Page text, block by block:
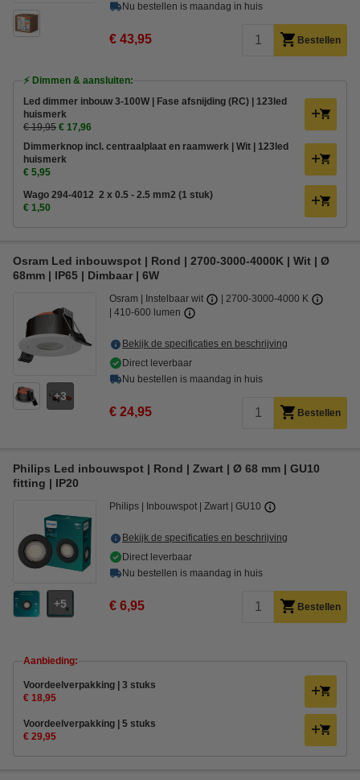
Nu bestellen is maandag in huis
€ 43,95 Bestellen
⚡ Dimmen & aansluiten:
Led dimmer inbouw 3-100W | Fase afsnijding (RC) | 123led
huismerk
€ 19,95 € 17,96
Dimmerknop incl. centraalplaat en raamwerk | Wit | 123led
huismerk
€ 5,95
Wago 294-4012 2 x 0.5 - 2.5 mm2 (1 stuk)
€ 1,50
Osram Led inbouwspot | Rond | 2700-3000-4000K | Wit | Ø
68mm | IP65 | Dimbaar | 6W
3
Osram Instelbaar wit
2700-3000-4000 K
410-600 lumen
Bekijk de specificaties en beschrijving
Direct leverbaar
Nu bestellen is maandag in huis
€ 24,95 Bestellen
Philips Led inbouwspot | Rond | Zwart | Ø 68 mm | GU10
fitting | IP20
5
Philips Inbouwspot Zwart GU10
Bekijk de specificaties en beschrijving
Direct leverbaar
Nu bestellen is maandag in huis
€ 6,95 Bestellen
Aanbieding:
Voordeelverpakking | 3 stuks
€ 18,95
Voordeelverpakking | 5 stuks
€ 29,95